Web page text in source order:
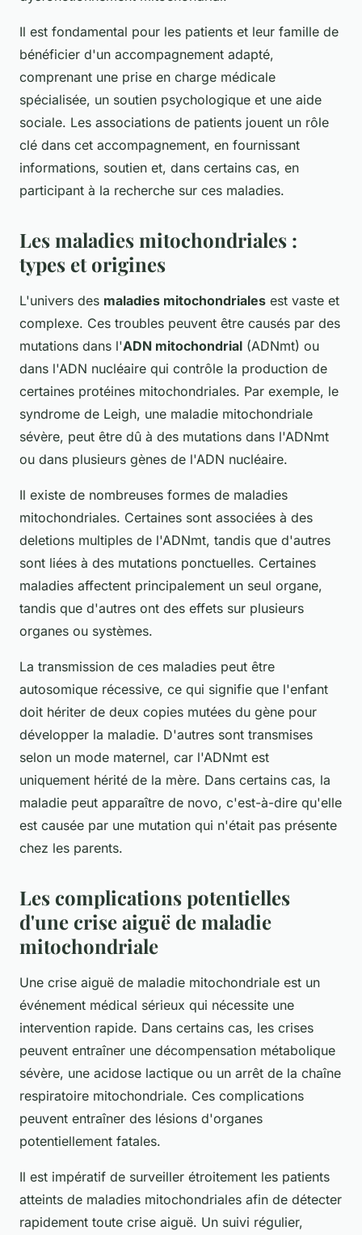
Il est fondamental pour les patients et leur famille de
bénéficier d'un accompagnement adapté,
comprenant une prise en charge médicale
spécialisée, un soutien psychologique et une aide
sociale. Les associations de patients jouent un rôle
clé dans cet accompagnement, en fournissant
informations, soutien et, dans certains cas, en
participant à la recherche sur ces maladies.
Les maladies mitochondriales :
types et origines
L'univers des maladies mitochondriales est vaste et
complexe. Ces troubles peuvent être causés par des
mutations dans l'ADN mitochondrial (ADNmt) ou
dans l'ADN nucléaire qui contrôle la production de
certaines protéines mitochondriales. Par exemple, le
syndrome de Leigh, une maladie mitochondriale
sévère, peut être dû à des mutations dans l'ADNmt
ou dans plusieurs gènes de l'ADN nucléaire.
Il existe de nombreuses formes de maladies
mitochondriales. Certaines sont associées à des
deletions multiples de l'ADNmt, tandis que d'autres
sont liées à des mutations ponctuelles. Certaines
maladies affectent principalement un seul organe,
tandis que d'autres ont des effets sur plusieurs
organes ou systèmes.
La transmission de ces maladies peut être
autosomique récessive, ce qui signifie que l'enfant
doit hériter de deux copies mutées du gène pour
développer la maladie. D'autres sont transmises
selon un mode maternel, car l'ADNmt est
uniquement hérité de la mère. Dans certains cas, la
maladie peut apparaître de novo, c'est-à-dire qu'elle
est causée par une mutation qui n'était pas présente
chez les parents.
Les complications potentielles
d'une crise aiguë de maladie
mitochondriale
Une crise aiguë de maladie mitochondriale est un
événement médical sérieux qui nécessite une
intervention rapide. Dans certains cas, les crises
peuvent entraîner une décompensation métabolique
sévère, une acidose lactique ou un arrêt de la chaîne
respiratoire mitochondriale. Ces complications
peuvent entraîner des lésions d'organes
potentiellement fatales.
Il est impératif de surveiller étroitement les patients
atteints de maladies mitochondriales afin de détecter
rapidement toute crise aiguë. Un suivi régulier,